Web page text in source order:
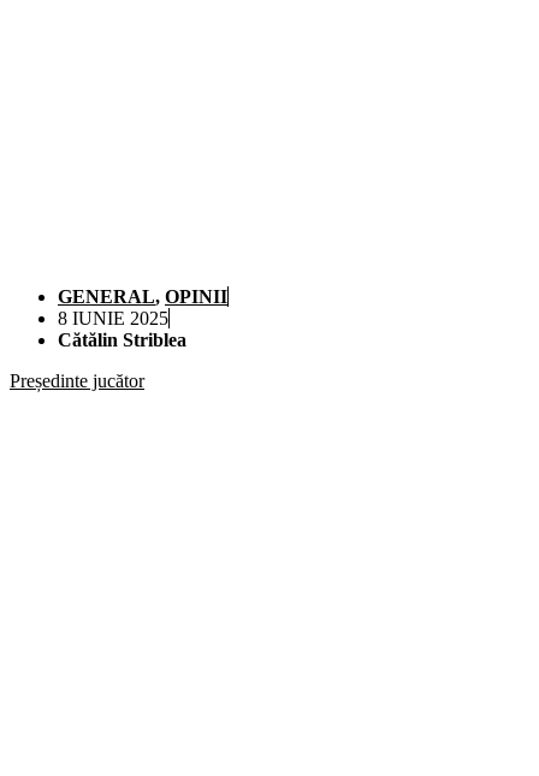
GENERAL, OPINII
8 IUNIE 2025
Cătălin Striblea
Președinte jucător